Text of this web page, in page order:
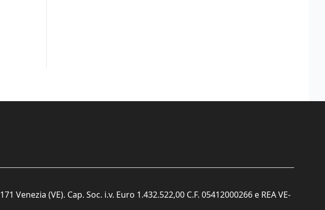
Venezia (VE). Cap. Soc. i.v. Euro 1.432.522,00 C.F. 05412000266 e REA VE-